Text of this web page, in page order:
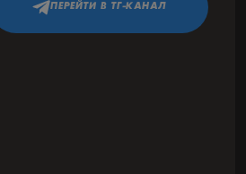
ПЕРЕЙТИ В ТГ-КАНАЛ